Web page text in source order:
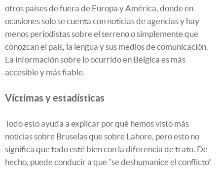
otros países de fuera de Europa y América, donde en
ocasiones solo se cuenta con noticias de agencias y hay
menos periodistas sobre el terreno o simplemente que
conozcan el país, la lengua y sus medios de comunicación.
La información sobre lo ocurrido en Bélgica es más
accesible y más fiable.
Víctimas y estadísticas
Todo esto ayuda a explicar por qué hemos visto más
noticias sobre Bruselas que sobre Lahore, pero esto no
significa que todo esté bien con la diferencia de trato. De
hecho, puede conducir a que “se deshumanice el conflicto”